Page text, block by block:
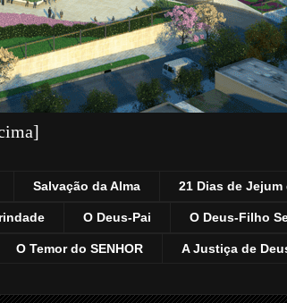
Salvação da Alma 21 Dias de Jejum
O Deus-Pai O Deus-Filho
O Temor do SENHOR A Justiça de